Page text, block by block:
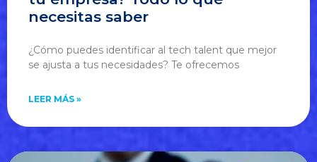
necesitas saber
¿Cómo puedes identificar al tech talent que mejor
se ajusta a tus necesidades? Te ofrecemos
LEER MÁS »